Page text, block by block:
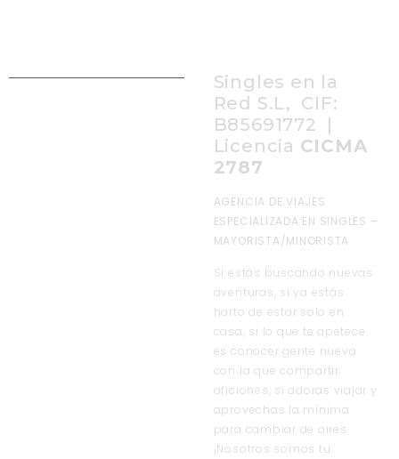
Singles en la
Red S.L, CIF:
B85691772 |
Licencia CICMA
2787
AGENCIA DE VIAJES
ESPECIALIZADA EN SINGLES –
MAYORISTA/MINORISTA
Si estás buscando nuevas
aventuras, si ya estás
harto de estar solo en
casa, si lo que te apetece
es conocer gente nueva
con la que compartir
aficiones, si adoras viajar y
aprovechas la mínima
para cambiar de aires
¡Nosotros somos tu